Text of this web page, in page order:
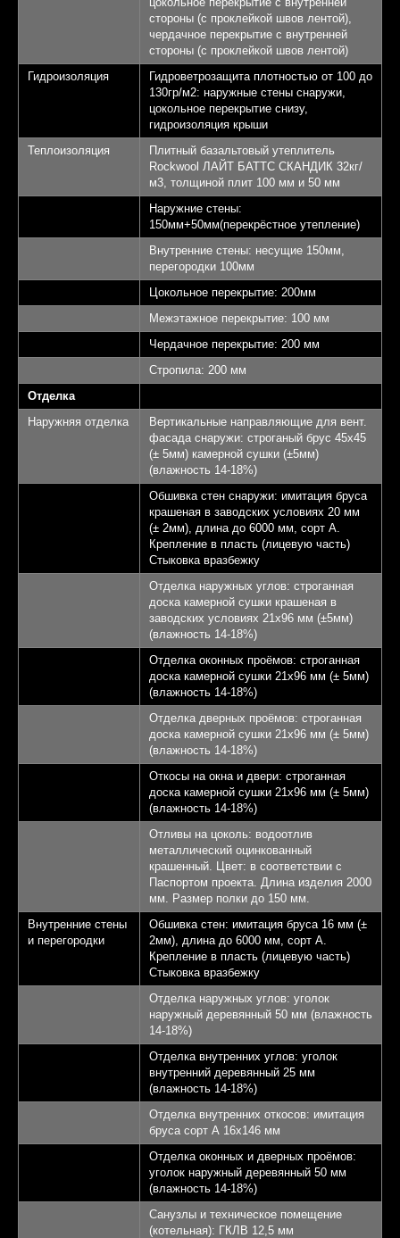
стороны (с проклейкой швов лентой),
чердачное перекрытие с внутренней
стороны (с проклейкой швов лентой)
Гидроизоляция
Гидроветрозащита плотностью от 100 до
130гр/м2: наружные стены снаружи,
цокольное перекрытие снизу,
гидроизоляция крыши
Теплоизоляция
Плитный базальтовый утеплитель
Rockwool ЛАЙТ БАТТС СКАНДИК 32кг/
м3, толщиной плит 100 мм и 50 мм
Наружние стены:
150мм+50мм(перекрёстное утепление)
Внутренние стены: несущие 150мм,
перегородки 100мм
Цокольное перекрытие: 200мм
Межэтажное перекрытие: 100 мм
Чердачное перекрытие: 200 мм
Стропила: 200 мм
Отделка
Наружняя отделка
Вертикальные направляющие для вент.
фасада снаружи: строганый брус 45х45
(± 5мм) камерной сушки (±5мм)
(влажность 14-18%)
Обшивка стен снаружи: имитация бруса
крашеная в заводских условиях 20 мм
(± 2мм), длина до 6000 мм, сорт А.
Крепление в пласть (лицевую часть)
Стыковка вразбежку
Отделка наружных углов: строганная
доска камерной сушки крашеная в
заводских условиях 21х96 мм (±5мм)
(влажность 14-18%)
Отделка оконных проёмов: строганная
доска камерной сушки 21х96 мм (± 5мм)
(влажность 14-18%)
Отделка дверных проёмов: строганная
доска камерной сушки 21х96 мм (± 5мм)
(влажность 14-18%)
Откосы на окна и двери: строганная
доска камерной сушки 21х96 мм (± 5мм)
(влажность 14-18%)
Отливы на цоколь: водоотлив
металлический оцинкованный
крашенный. Цвет: в соответствии с
Паспортом проекта. Длина изделия 2000
мм. Размер полки до 150 мм.
Внутренние стены
и перегородки
Обшивка стен: имитация бруса 16 мм (±
2мм), длина до 6000 мм, сорт А.
Крепление в пласть (лицевую часть)
Стыковка вразбежку
Отделка наружных углов: уголок
наружный деревянный 50 мм (влажность
14-18%)
Отделка внутренних углов: уголок
внутренний деревянный 25 мм
(влажность 14-18%)
Отделка внутренних откосов: имитация
бруса сорт А 16х146 мм
Отделка оконных и дверных проёмов:
уголок наружный деревянный 50 мм
(влажность 14-18%)
Санузлы и техническое помещение
(котельная): ГКЛВ 12,5 мм
Площадь 145,32 кв.м.
Выставочный
дом "Алмаз"
Спален - 3
Санузлов - 2
Терраса - 22,28 кв.м.
4
КП Афинеево Парк
Апрелевка 20 км от
6
Записаться на экскурсию